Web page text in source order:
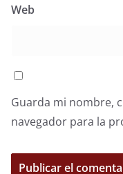
Web
Guarda mi nombre,
navegador para la